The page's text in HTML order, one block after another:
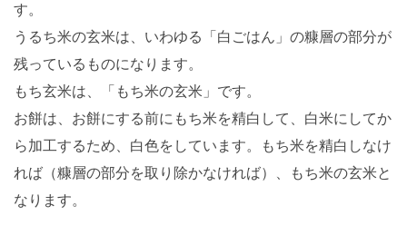
す。
うるち米の玄米は、いわゆる「白ごはん」の糠層の部分が
残っているものになります。
もち玄米は、「もち米の玄米」です。
お餅は、お餅にする前にもち米を精白して、白米にしてか
ら加工するため、白色をしています。もち米を精白しなけ
れば（糠層の部分を取り除かなければ）、もち米の玄米と
なります。